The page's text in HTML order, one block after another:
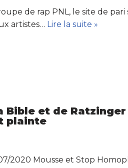
de rap PNL, le site de
artistes… Lire la suite »
Bible et de
plainte
2020 Mousse et Stop